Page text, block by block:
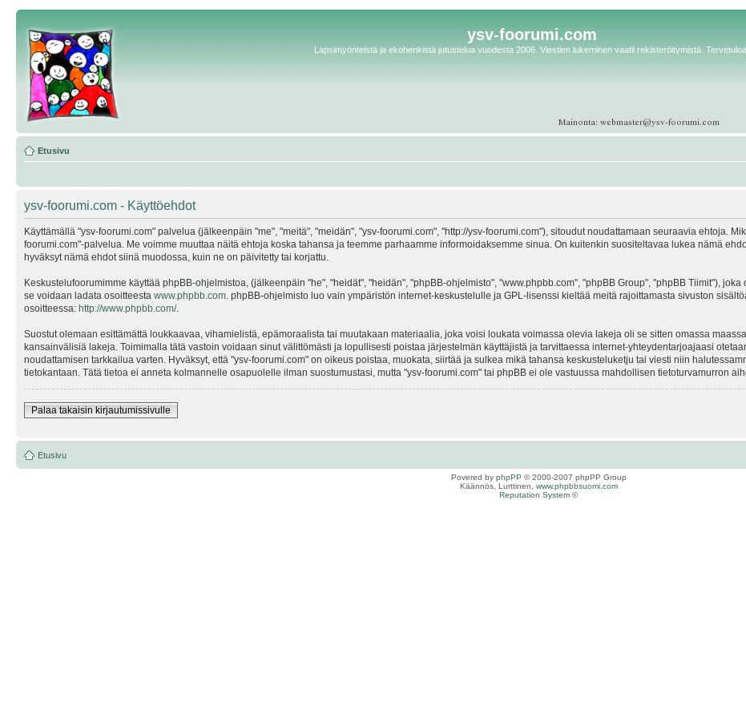
ysv-foorumi.com
Lapsimyönteistä ja ekohenkistä jutustelua vuodesta 2006. Viestien lukeminen vaatii rekisteröitymistä.
Etusivu
ysv-foorumi.com - Käyttöehdot
Käyttämällä "ysv-foorumi.com" palvelua (jälkeenpäin "me", "meitä", "meidän", "ysv-foorumi.com", "http://ysv-foorumi.com"), sitoudut noudattamaan seuraavia ehtoja.
foorumi.com"-palvelua. Me voimme muuttaa näitä ehtoja koska tahansa ja teemme parhaamme informoidaksemme sinua. On kuitenkin suositeltavaa lukea nämä
hyväksyt nämä ehdot siinä muodossa, kuin ne on päivitetty tai korjattu.
Keskustelufoorumimme käyttää phpBB-ohjelmistoa, (jälkeenpäin "he", "heidät", "heidän", "phpBB-ohjelmisto", "www.phpbb.com", "phpBB Group", "phpBB Tiimit"), joka
se voidaan ladata osoitteesta www.phpbb.com. phpBB-ohjelmisto luo vain ympäristön internet-keskustelulle ja GPL-lisenssi kieltää meitä rajoittamasta sivuston
osoitteessa: http://www.phpbb.com/.
Suostut olemaan esittämättä loukkaavaa, vihamielistä, epämoraalista tai muutakaan materiaalia, joka voisi loukata voimassa olevia lakeja oli se sitten omassa
kansainvälisiä lakeja. Toimimalla tätä vastoin voidaan sinut välittömästi ja lopullisesti poistaa järjestelmän käyttäjistä ja tarvittaessa internet-yhteydentarjoajaasi
noudattamisen tarkkailua varten. Hyväksyt, että "ysv-foorumi.com" on oikeus poistaa, muokata, siirtää ja sulkea mikä tahansa keskusteluketju tai viesti niin
tietokantaan. Tätä tietoa ei anneta kolmannelle osapuolelle ilman suostumustasi, mutta "ysv-foorumi.com" tai phpBB ei ole vastuussa mahdollisen tietoturvamurron
Palaa takaisin kirjautumissivulle
Etusivu
Povered by phpPP © 2000-2007 phpPP Group
Käännös, Lurttinen, www.phpbbsuomi.com
Reputation System ©